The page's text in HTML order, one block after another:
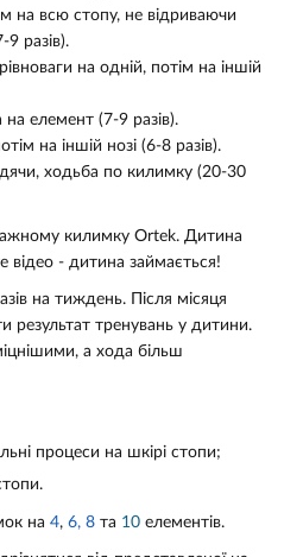
на всю стопу, не відриваючи
9 разів).
на одній, потім на іншій
елемент (7-9 разів).
на іншій нозі (6-8 разів).
ходьба по килимку (20-30
килимку Ortek. Дитина
відео - дитина займається!
на тиждень. Після місяця
результат тренувань у дитини.
а хода більш
процеси на шкірі стопи;
на 4, 6, 8 та 10 елементів.